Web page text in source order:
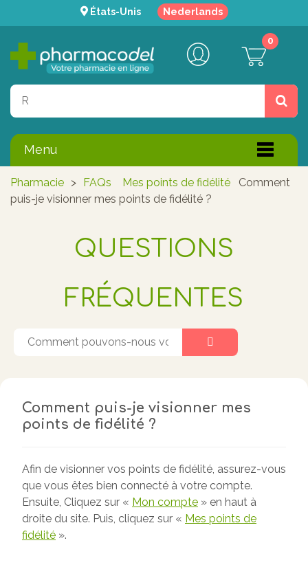
États-Unis Nederlands
0
Menu
Pharmacie > FAQs Mes points de fidélité
Comment
puis-je visionner mes points de fidélité ?
QUESTIONS
FRÉQUENTES
Comment puis-je visionner mes
points de fidélité ?
Afin de visionner vos points de fidélité, assurez-vous
que vous êtes bien connecté à votre compte.
Ensuite, Cliquez sur « Mon compte » en haut à
droite du site. Puis, cliquez sur « Mes points de
fidélité ».